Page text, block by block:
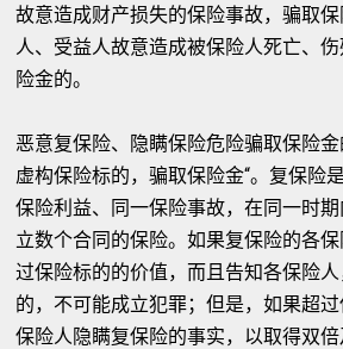
故意造成财产损失的保险事故，骗取
人、受益人故意造成被保险人死亡、
险金的。
恶意复保险、隐瞒保险危险骗取保险
虚构保险标的，骗取保险金“。复保险
保险利益、同一保险事故，在同一时
立数个合同的保险。如果复保险的各
过保险标的的价值，而且告知各保险
的，不可能成立犯罪；但是，如果超
保险人隐瞒复保险的事实，以取得双